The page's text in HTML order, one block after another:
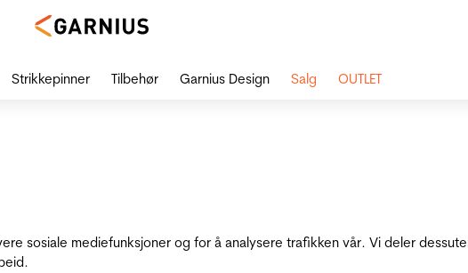
sosiale mediefunksjoner og for å analysere trafikken vår. Vi deler
Strikkepinner Tilbehør Garnius Design Salg OUTLET